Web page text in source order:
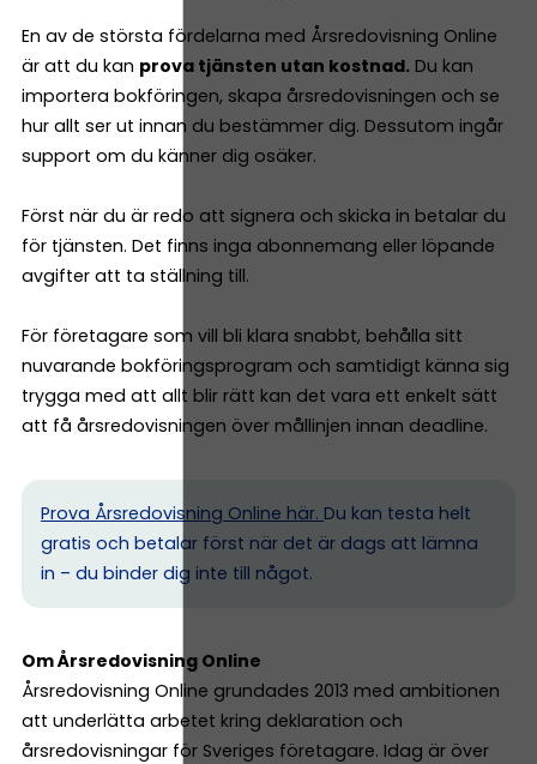
En av de största fördelarna med Årsredovisning Online
är att du kan prova tjänsten utan kostnad. Du kan
importera bokföringen, skapa årsredovisningen och se
hur allt ser ut innan du bestämmer dig. Dessutom ingår
support om du känner dig osäker.
Först när du är redo att signera och skicka in betalar du
för tjänsten. Det finns inga abonnemang eller löpande
avgifter att ta ställning till.
För företagare som vill bli klara snabbt, behålla sitt
nuvarande bokföringsprogram och samtidigt känna sig
trygga med att allt blir rätt kan det vara ett enkelt sätt
att få årsredovisningen över mållinjen innan deadline.
Prova Årsredovisning Online här. Du kan testa helt
gratis och betalar först när det är dags att lämna
in – du binder dig inte till något.
Om Årsredovisning Online
Årsredovisning Online grundades 2013 med ambitionen
att underlätta arbetet kring deklaration och
årsredovisningar för Sveriges företagare. Idag är över